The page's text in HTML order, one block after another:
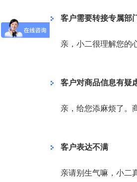
客户需要转接专属部
亲，小二很理解您的
客户对商品信息有疑
亲，给您添麻烦了。
客户表达不满
亲请别生气嘛，小二